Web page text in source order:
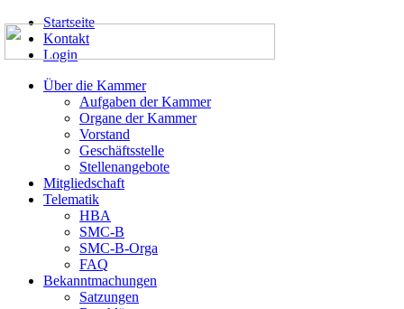
Startseite
Kontakt
Login
Über die Kammer
Aufgaben der Kammer
Organe der Kammer
Vorstand
Geschäftsstelle
Stellenangebote
Mitgliedschaft
Telematik
HBA
SMC-B
SMC-B-Orga
FAQ
Bekanntmachungen
Satzungen